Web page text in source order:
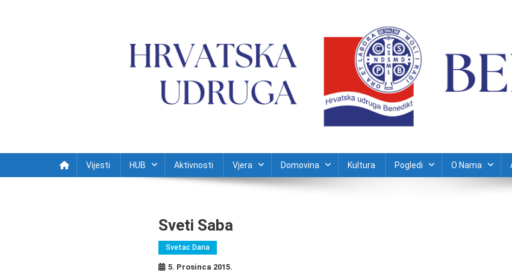
Vijesti HUB Aktivnosti Vjera Domovina Kultura Pogledi O Nama
Sveti Saba
Svetac Dana
5. Prosinca 2015.